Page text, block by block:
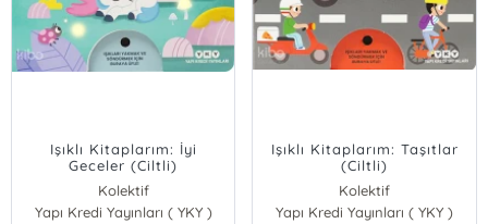
Işıklı Kitaplarım: İyi
Geceler (Ciltli)
Kolektif
Yapı Kredi Yayınları ( YKY )
Işıklı Kitaplarım: Taşıtlar
(Ciltli)
Kolektif
Yapı Kredi Yayınları ( YKY )